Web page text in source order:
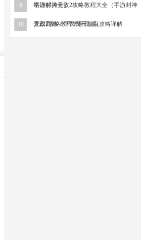
略详解大全）
9 手游封神无敌2攻略教程大全（手游封神
无敌2攻略教程大全视频）
10 梦幻西游：平民魔王加点攻略详解